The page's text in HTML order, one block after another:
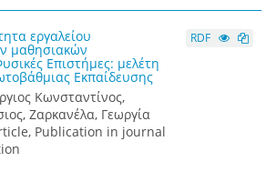
εργαλείου
μαθησιακών
Επιστήμες: μελέτη
Εκπαίδευσης
Kωνσταντίνος,
Ζαρκανέλα, Γεωργία
Publication in journal
RDF